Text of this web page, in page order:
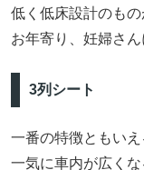
低く低床設計のもの
お年寄り、妊婦さ
3列シート
一番の特徴ともいえ
一気に車内が広く